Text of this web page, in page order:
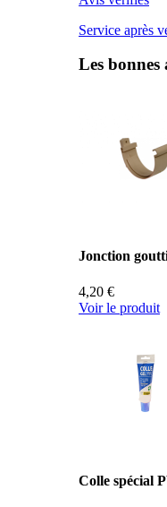
Service après
Les
Jonction
4,20 €
Voir le produit
Colle spécial